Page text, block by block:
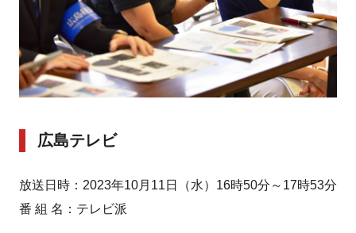
広島テレビ
放送日時：2023年10月11日（水）16時50分～17時53分
番 組 名：テレビ派